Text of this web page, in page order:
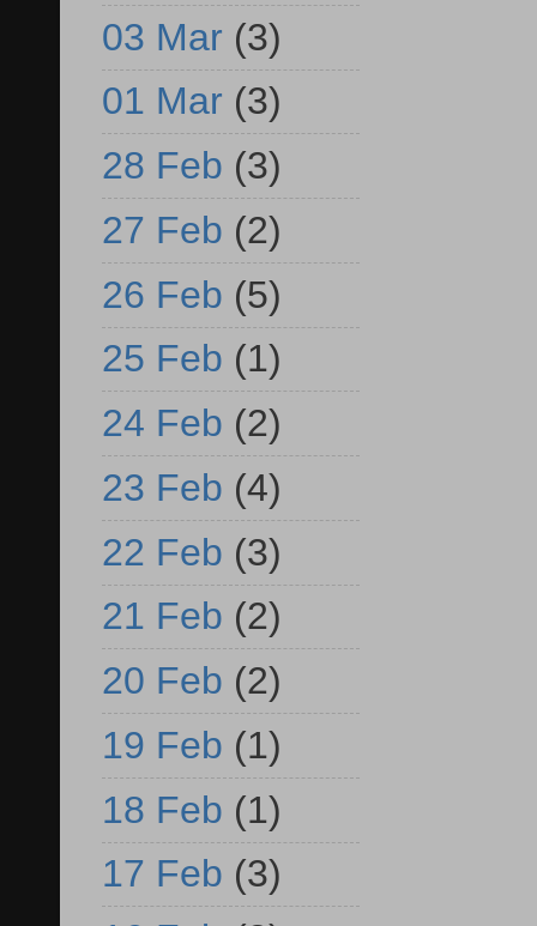
03 Mar (3)
01 Mar (3)
28 Feb (3)
27 Feb (2)
26 Feb (5)
25 Feb (1)
24 Feb (2)
23 Feb (4)
22 Feb (3)
21 Feb (2)
20 Feb (2)
19 Feb (1)
18 Feb (1)
17 Feb (3)